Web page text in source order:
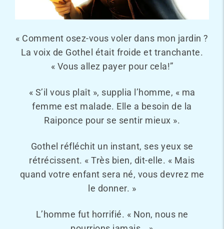
« Comment osez-vous voler dans mon jardin ?
La voix de Gothel était froide et tranchante.
« Vous allez payer pour cela!”
« S’il vous plaît », supplia l’homme, « ma
femme est malade. Elle a besoin de la
Raiponce pour se sentir mieux ».
Gothel réfléchit un instant, ses yeux se
rétrécissent. « Très bien, dit-elle. « Mais
quand votre enfant sera né, vous devrez me
le donner. »
L’homme fut horrifié. « Non, nous ne